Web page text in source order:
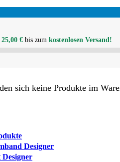
25,00 € bis zum kostenlosen Versand!
sich keine Produkte im
Designer
Designer